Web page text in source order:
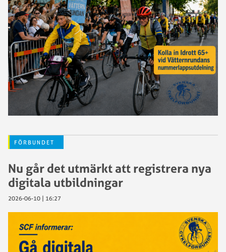
FÖRBUNDET
Nu går det utmärkt att registrera nya
digitala utbildningar
2026-06-10 | 16:27